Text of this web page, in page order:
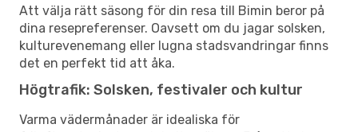
Att välja rätt säsong för din resa till Bimin beror på
dina resepreferenser. Oavsett om du jagar solsken,
kulturevenemang eller lugna stadsvandringar finns
det en perfekt tid att åka.
Högtrafik: Solsken, festivaler och kultur
Varma vädermånader är idealiska för